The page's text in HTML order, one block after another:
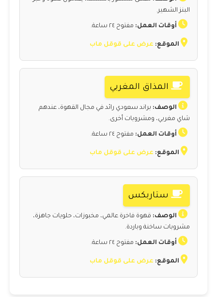
البنز الشهير.
أوقات العمل: مفتوح ٢٤ ساعة.
الموقع: عرض على قوقل ماب
المذاق المغربي
الوصف: براند سعودي رائد في مجال القهوة، عندهم
شاي مغربي، ومشروبات أخرى.
أوقات العمل: مفتوح ٢٤ ساعة.
الموقع: عرض على قوقل ماب
ستاربكس
الوصف: قهوة فاخرة عالمي، مخبوزات، حلويات جاهزة،
مشروبات ساخنة وباردة.
أوقات العمل: مفتوح ٢٤ ساعة.
الموقع: عرض على قوقل ماب